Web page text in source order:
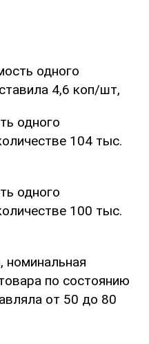
одного
4,6 коп/шт,
одного
104 тыс.
одного
100 тыс.
номинальная
по состоянию
от 50 до 80